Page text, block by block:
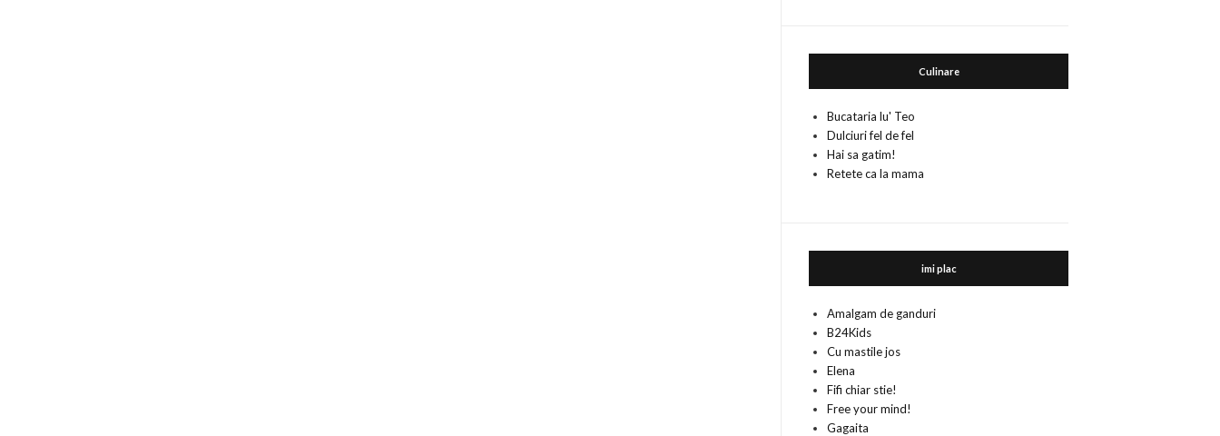
Culinare
Bucataria lu' Teo
Dulciuri fel de fel
Hai sa gatim!
Retete ca la mama
imi plac
Amalgam de ganduri
B24Kids
Cu mastile jos
Elena
Fifi chiar stie!
Free your mind!
Gagaita